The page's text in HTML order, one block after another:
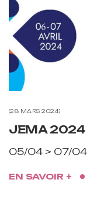
28 MARS 2024
JEMA 2024
05/04 > 07/04
EN SAVOIR +